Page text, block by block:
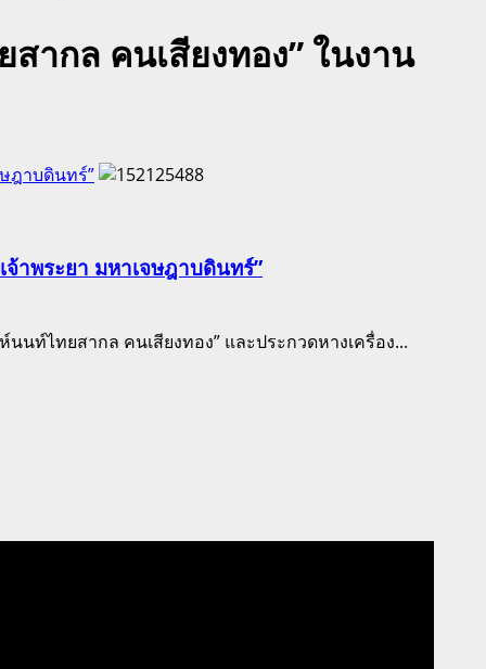
ากล คนเสียงทอง” ในงาน
ฎาบดินทร์”
าพระยา มหาเจษฎาบดินทร์”
ทยสากล คนเสียงทอง” และประกวดหางเครื่อง...